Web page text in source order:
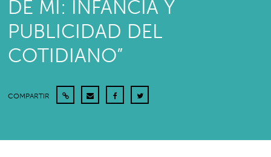
DE MÍ: INFANCIA Y
PUBLICIDAD DEL
COTIDIANO”
COMPARTIR